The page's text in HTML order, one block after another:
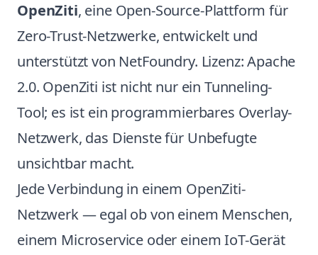
OpenZiti, eine Open-Source-Plattform für
Zero-Trust-Netzwerke, entwickelt und
unterstützt von NetFoundry. Lizenz: Apache
2.0. OpenZiti ist nicht nur ein Tunneling-
Tool; es ist ein programmierbares Overlay-
Netzwerk, das Dienste für Unbefugte
unsichtbar macht.
Jede Verbindung in einem OpenZiti-
Netzwerk — egal ob von einem Menschen,
einem Microservice oder einem IoT-Gerät